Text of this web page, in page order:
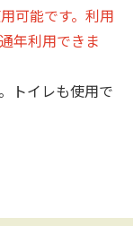
可能です。利用
年利用できま
トイレも使用で